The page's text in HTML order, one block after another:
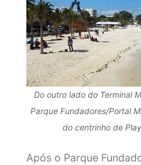
Do outro lado do Terminal
Parque Fundadores/Portal
do centrinho de
Após o Parque